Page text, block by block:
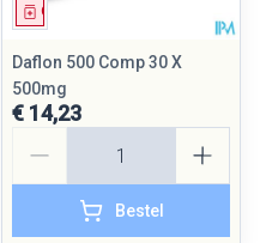
Geneesmiddel
Daflon 500 Comp 30 X
500mg
€ 14,23
Bestel